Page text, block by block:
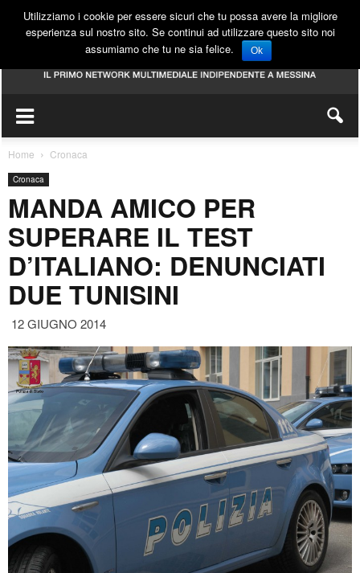
Home Cronaca
Cronaca
MANDA AMICO PER
SUPERARE IL TEST
D’ITALIANO: DENUNCIATI
DUE TUNISINI
12 GIUGNO 2014
Utilizziamo i cookie per essere sicuri che tu possa avere la migliore
esperienza sul nostro sito. Se continui ad utilizzare questo sito noi
assumiamo che tu ne sia felice.
Ok